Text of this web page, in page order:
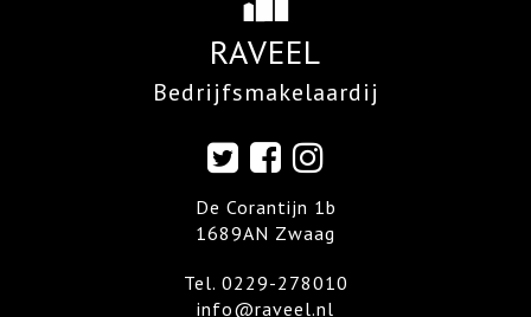
RAVEEL
Bedrijfsmakelaardij
De Corantijn 1b
1689AN Zwaag
Tel. 0229-278010
info@raveel.nl